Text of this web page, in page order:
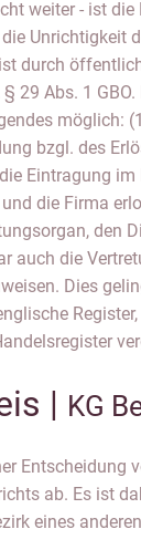
weiter - ist
Unrichtigkeit
durch
29 Abs. 1
möglich:
bzgl. des
Eintragung
die Firma
den
auch die
Dies
| KG
Entscheidung
ab. Es ist
eines
richten und